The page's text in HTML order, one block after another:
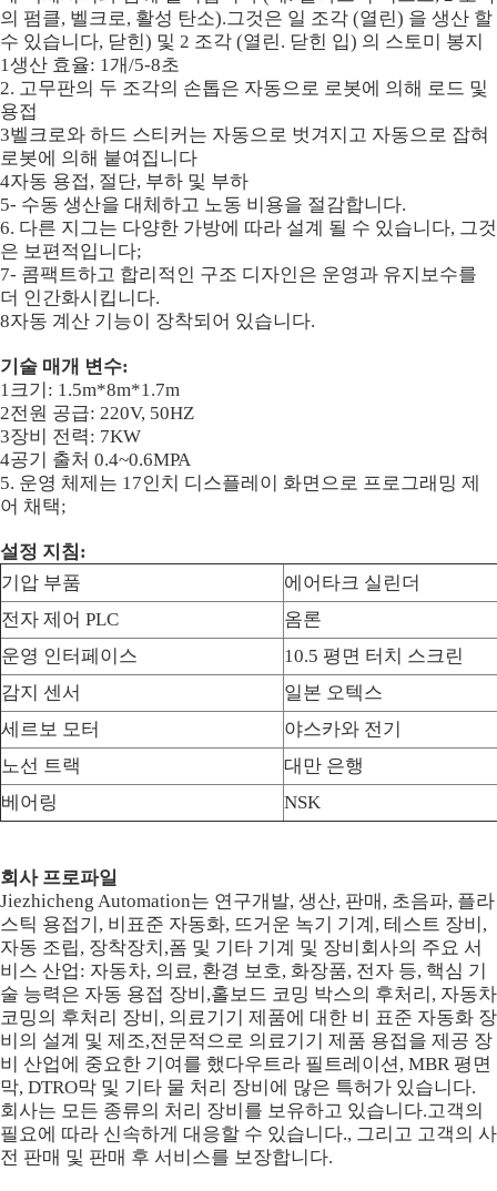
의 펌클, 벨크로, 활성 탄소).그것은 일 조각 (열린) 을 생산 할
수 있습니다, 닫힌) 및 2 조각 (열린. 닫힌 입) 의 스토미 봉지
1생산 효율: 1개/5-8초
2. 고무판의 두 조각의 손톱은 자동으로 로봇에 의해 로드 및
용접
3벨크로와 하드 스티커는 자동으로 벗겨지고 자동으로 잡혀
로봇에 의해 붙여집니다
4자동 용접, 절단, 부하 및 부하
5- 수동 생산을 대체하고 노동 비용을 절감합니다.
6. 다른 지그는 다양한 가방에 따라 설계 될 수 있습니다, 그것
은 보편적입니다;
7- 콤팩트하고 합리적인 구조 디자인은 운영과 유지보수를
더 인간화시킵니다.
8자동 계산 기능이 장착되어 있습니다.
기술 매개 변수:
1크기: 1.5m*8m*1.7m
2전원 공급: 220V, 50HZ
3장비 전력: 7KW
4공기 출처 0.4~0.6MPA
5. 운영 체제는 17인치 디스플레이 화면으로 프로그래밍 제
어 채택;
설정 지침:
기압 부품
에어타크 실린더
전자 제어 PLC
옴론
운영 인터페이스
10.5 평면 터치 스크린
감지 센서
일본 오텍스
세르보 모터
야스카와 전기
노선 트랙
대만 은행
베어링
NSK
회사 프로파일
Jiezhicheng Automation는 연구개발, 생산, 판매, 초음파, 플라
스틱 용접기, 비표준 자동화, 뜨거운 녹기 기계, 테스트 장비,
자동 조립, 장착장치,폼 및 기타 기계 및 장비회사의 주요 서
비스 산업: 자동차, 의료, 환경 보호, 화장품, 전자 등, 핵심 기
술 능력은 자동 용접 장비,홀보드 코밍 박스의 후처리, 자동차
코밍의 후처리 장비, 의료기기 제품에 대한 비 표준 자동화 장
비의 설계 및 제조,전문적으로 의료기기 제품 용접을 제공 장
비 산업에 중요한 기여를 했다우트라 필트레이션, MBR 평면
막, DTRO막 및 기타 물 처리 장비에 많은 특허가 있습니다.
회사는 모든 종류의 처리 장비를 보유하고 있습니다.고객의
필요에 따라 신속하게 대응할 수 있습니다., 그리고 고객의 사
전 판매 및 판매 후 서비스를 보장합니다.